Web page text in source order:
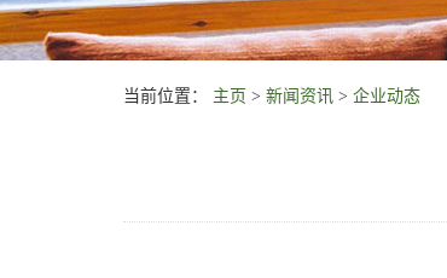
当前位置： 主页 > 新闻资讯 > 企业动态